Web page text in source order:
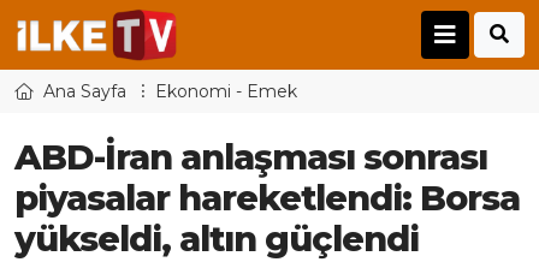
Ana Sayfa Ekonomi - Emek
ABD-İran anlaşması sonrası
piyasalar hareketlendi: Borsa
yükseldi, altın güçlendi